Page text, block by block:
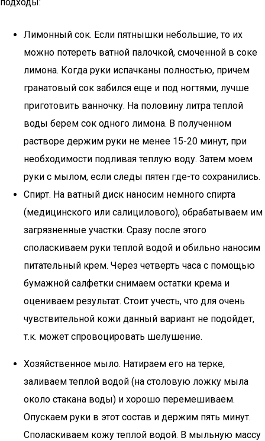
Лимонный сок. Если пятнышки небольшие, то их
можно потереть ватной палочкой, смоченной в соке
лимона. Когда руки испачканы полностью, причем
гранатовый сок забился еще и под ногтями, лучше
приготовить ванночку. На половину литра теплой
воды берем сок одного лимона. В полученном
растворе держим руки не менее 15-20 минут, при
необходимости подливая теплую воду. Затем моем
руки с мылом, если следы пятен где-то сохранились.
Спирт. На ватный диск наносим немного спирта
(медицинского или салицилового), обрабатываем им
загрязненные участки. Сразу после этого
споласкиваем руки теплой водой и обильно наносим
питательный крем. Через четверть часа с помощью
бумажной салфетки снимаем остатки крема и
оцениваем результат. Стоит учесть, что для очень
чувствительной кожи данный вариант не подойдет,
т.к. может спровоцировать шелушение.
Хозяйственное мыло. Натираем его на терке,
заливаем теплой водой (на столовую ложку мыла
около стакана воды) и хорошо перемешиваем.
Опускаем руки в этот состав и держим пять минут.
Споласкиваем кожу теплой водой. В мыльную массу